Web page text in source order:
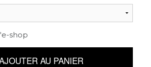
shop
AU PANIER